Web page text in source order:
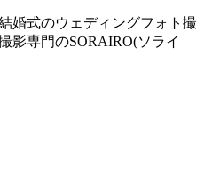
婚式のウェディングフォト撮
影専門のSORAIRO(ソライ